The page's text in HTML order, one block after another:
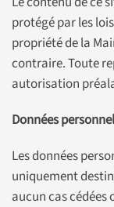
protégé par les
propriété de la
contraire. Toute
autorisation
Données
Les données
uniquement
aucun cas cédées